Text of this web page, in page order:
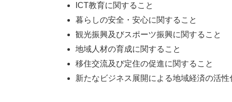
ICT教育に関すること
暮らしの安全・安心に関すること
観光振興及びスポーツ振興に関すること
地域人材の育成に関すること
移住交流及び定住の促進に関すること
新たなビジネス展開による地域経済の活性